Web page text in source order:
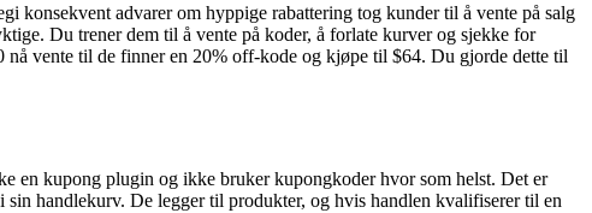
konsekvent advarer om hyppige rabattering tog kunder til å vente på salg
Du trener dem til å vente på koder, å forlate kurver og sjekke for
vente til de finner en 20% off-kode og kjøpe til $64. Du gjorde dette til
en kupong plugin og ikke bruker kupongkoder hvor som helst. Det er
handlekurv. De legger til produkter, og hvis handlen kvalifiserer til en